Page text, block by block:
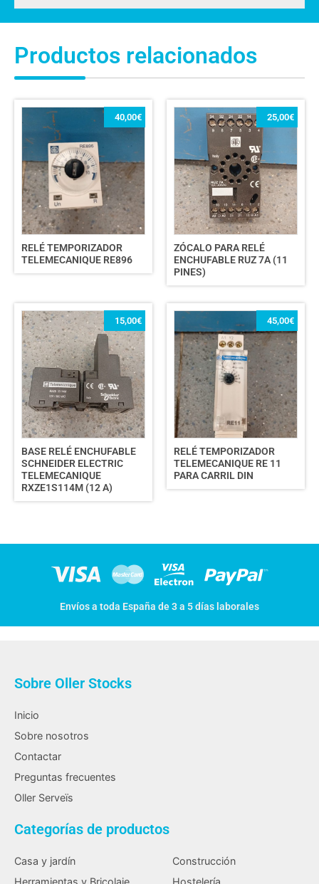
Productos relacionados
RELÉ TEMPORIZADOR
TELEMECANIQUE RE896
40,00€
ZÓCALO PARA RELÉ
ENCHUFABLE RUZ 7A (11
PINES)
25,00€
BASE RELÉ ENCHUFABLE
SCHNEIDER ELECTRIC
TELEMECANIQUE
RXZE1S114M (12 A)
15,00€
RELÉ TEMPORIZADOR
TELEMECANIQUE RE 11
PARA CARRIL DIN
45,00€
Envíos a toda España de 3 a 5 días laborales
Sobre Oller Stocks
Inicio
Sobre nosotros
Contactar
Preguntas frecuentes
Oller Serveïs
Categorías de productos
Casa y jardín
Construcción